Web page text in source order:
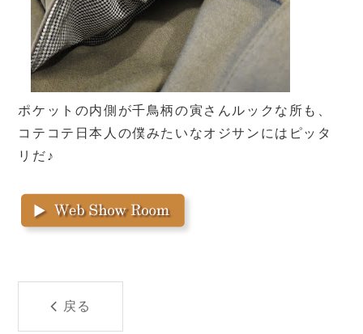
ポケットの内側が千鳥柄の寅さんルックな所も、
コテコテ日本人の僕みたいなオジサンにはピッタ
リだ♪
戻る